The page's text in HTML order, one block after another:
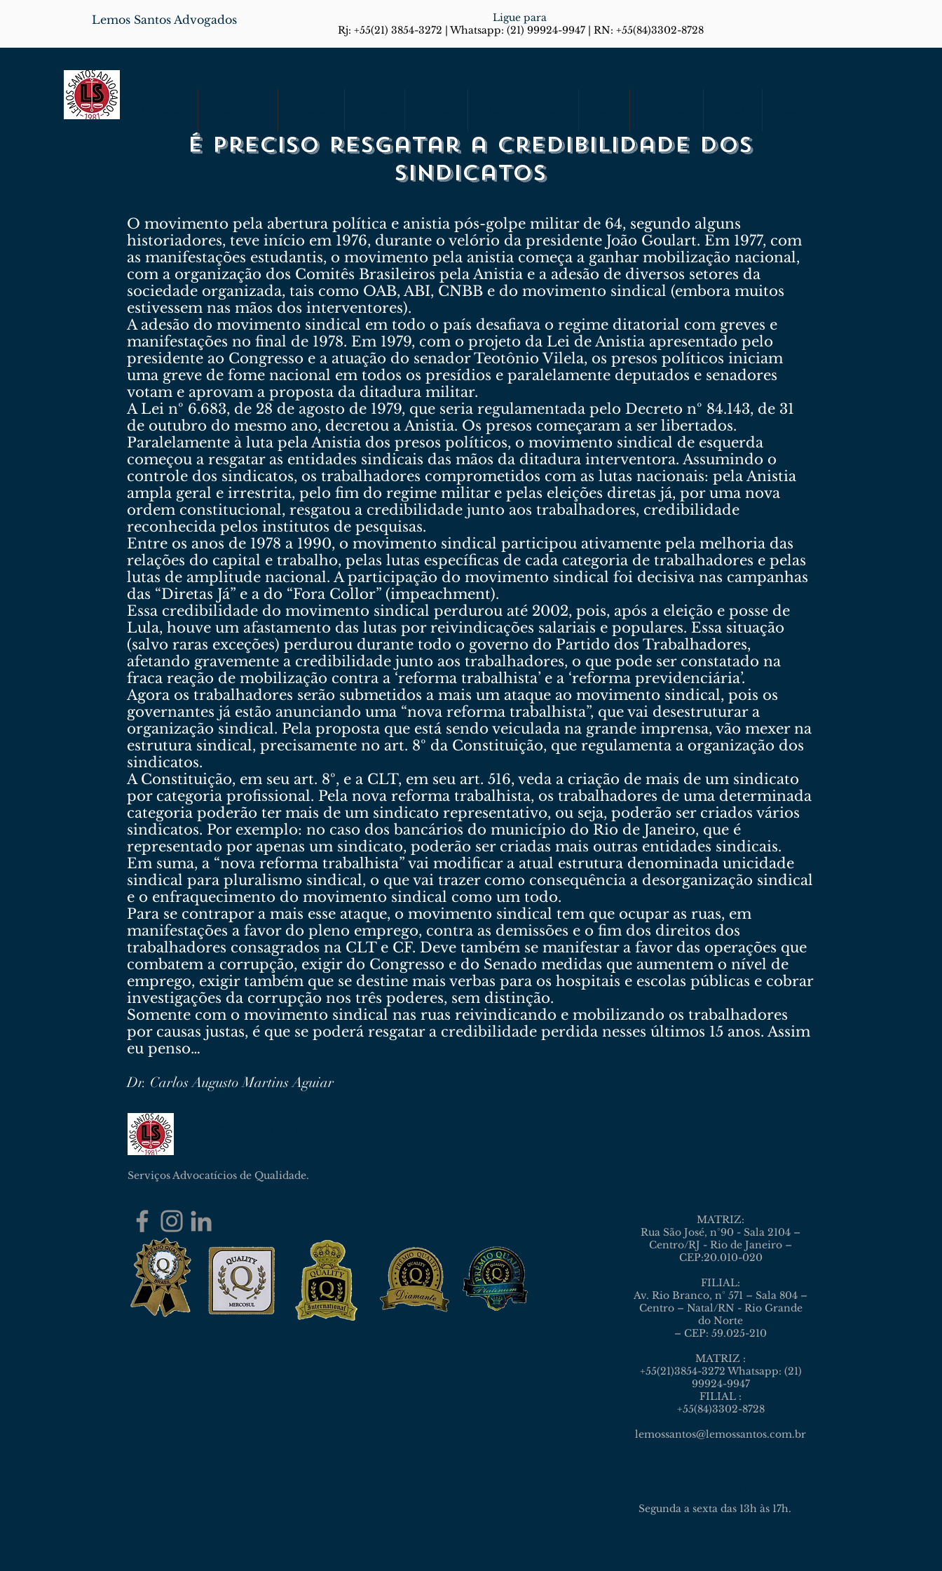
Ligue para
Rj: +55(21) 3854-3272 | Whatsapp: (21) 99924-9947 | RN: +55(84)3302-8728
Lemos Santos Advogados
É preciso resgatar a credibilidade dos
sindicatos
O movimento pela abertura política e anistia pós-golpe militar de 64, segundo alguns
historiadores, teve início em 1976, durante o velório da presidente João Goulart. Em 1977, com
as manifestações estudantis, o movimento pela anistia começa a ganhar mobilização nacional,
com a organização dos Comitês Brasileiros pela Anistia e a adesão de diversos setores da
sociedade organizada, tais como OAB, ABI, CNBB e do movimento sindical (embora muitos
estivessem nas mãos dos interventores).
A adesão do movimento sindical em todo o país desafiava o regime ditatorial com greves e
manifestações no final de 1978. Em 1979, com o projeto da Lei de Anistia apresentado pelo
presidente ao Congresso e a atuação do senador Teotônio Vilela, os presos políticos iniciam
uma greve de fome nacional em todos os presídios e paralelamente deputados e senadores
votam e aprovam a proposta da ditadura militar.
A Lei nº 6.683, de 28 de agosto de 1979, que seria regulamentada pelo Decreto nº 84.143, de 31
de outubro do mesmo ano, decretou a Anistia. Os presos começaram a ser libertados.
Paralelamente à luta pela Anistia dos presos políticos, o movimento sindical de esquerda
começou a resgatar as entidades sindicais das mãos da ditadura interventora. Assumindo o
controle dos sindicatos, os trabalhadores comprometidos com as lutas nacionais: pela Anistia
ampla geral e irrestrita, pelo fim do regime militar e pelas eleições diretas já, por uma nova
ordem constitucional, resgatou a credibilidade junto aos trabalhadores, credibilidade
reconhecida pelos institutos de pesquisas.
Entre os anos de 1978 a 1990, o movimento sindical participou ativamente pela melhoria das
relações do capital e trabalho, pelas lutas específicas de cada categoria de trabalhadores e pelas
lutas de amplitude nacional. A participação do movimento sindical foi decisiva nas campanhas
das “Diretas Já” e a do “Fora Collor” (impeachment).
Essa credibilidade do movimento sindical perdurou até 2002, pois, após a eleição e posse de
Lula, houve um afastamento das lutas por reivindicações salariais e populares. Essa situação
(salvo raras exceções) perdurou durante todo o governo do Partido dos Trabalhadores,
afetando gravemente a credibilidade junto aos trabalhadores, o que pode ser constatado na
fraca reação de mobilização contra a ‘reforma trabalhista’ e a ‘reforma previdenciária’.
Agora os trabalhadores serão submetidos a mais um ataque ao movimento sindical, pois os
governantes já estão anunciando uma “nova reforma trabalhista”, que vai desestruturar a
organização sindical. Pela proposta que está sendo veiculada na grande imprensa, vão mexer na
estrutura sindical, precisamente no art. 8º da Constituição, que regulamenta a organização dos
sindicatos.
A Constituição, em seu art. 8º, e a CLT, em seu art. 516, veda a criação de mais de um sindicato
por categoria profissional. Pela nova reforma trabalhista, os trabalhadores de uma determinada
categoria poderão ter mais de um sindicato representativo, ou seja, poderão ser criados vários
sindicatos. Por exemplo: no caso dos bancários do município do Rio de Janeiro, que é
representado por apenas um sindicato, poderão ser criadas mais outras entidades sindicais.
Em suma, a “nova reforma trabalhista” vai modificar a atual estrutura denominada unicidade
sindical para pluralismo sindical, o que vai trazer como consequência a desorganização sindical
e o enfraquecimento do movimento sindical como um todo.
Para se contrapor a mais esse ataque, o movimento sindical tem que ocupar as ruas, em
manifestações a favor do pleno emprego, contra as demissões e o fim dos direitos dos
trabalhadores consagrados na CLT e CF. Deve também se manifestar a favor das operações que
combatem a corrupção, exigir do Congresso e do Senado medidas que aumentem o nível de
emprego, exigir também que se destine mais verbas para os hospitais e escolas públicas e cobrar
investigações da corrupção nos três poderes, sem distinção.
Somente com o movimento sindical nas ruas reivindicando e mobilizando os trabalhadores
por causas justas, é que se poderá resgatar a credibilidade perdida nesses últimos 15 anos. Assim
eu penso…
Dr. Carlos Augusto Martins Aguiar
Serviços Advocatícios de Qualidade.
MATRIZ:
Rua São José, n°90 - Sala 2104 –
Centro/RJ - Rio de Janeiro –
CEP:20.010-020
FILIAL:
Av. Rio Branco, n° 571 – Sala 804 –
Centro – Natal/RN - Rio Grande
do Norte
– CEP: 59.025-210
MATRIZ :
+55(21)3854-3272 Whatsapp: (21)
99924-9947
FILIAL :
+55(84)3302-8728
lemossantos@lemossantos.com.br
Segunda a sexta das 13h às 17h.